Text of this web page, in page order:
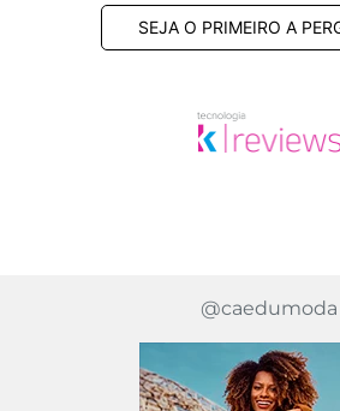
SEJA O PRIMEIRO A
@caedumoda